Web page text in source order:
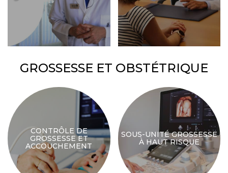
GROSSESSE ET OBSTÉTRIQUE
CONTRÔLE DE
GROSSESSE ET
ACCOUCHEMENT
SOUS-UNITÉ GROSSESSE
À HAUT RISQUE